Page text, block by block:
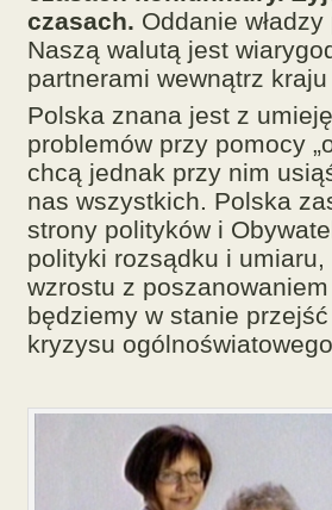
czasach. Oddanie
Naszą walutą jest
partnerami wewnątrz
Polska znana jest z
problemów przy pomocy
chcą jednak przy nim
nas wszystkich. Polska
strony polityków i
polityki rozsądku i
wzrostu z
będziemy w stanie
kryzysu